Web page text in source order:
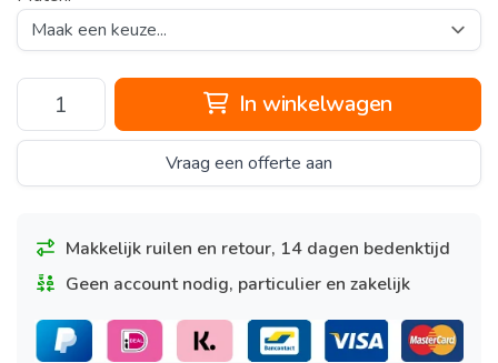
In winkelwagen
Vraag een offerte aan
Makkelijk ruilen en retour, 14 dagen bedenktijd
Geen account nodig, particulier en zakelijk